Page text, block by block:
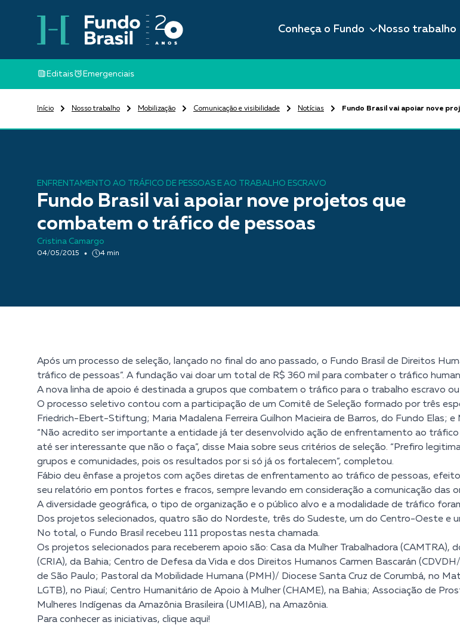
Conheça o Fundo Nosso trabalho
Editais Emergenciais
Início Nosso trabalho Mobilização Comunicação e visibilidade Notícias Fundo Brasil vai apoiar nove
ENFRENTAMENTO AO TRÁFICO DE PESSOAS E AO TRABALHO ESCRAVO
Fundo Brasil vai apoiar nove projetos que
combatem o tráfico de pessoas
Cristina Camargo
04/05/2015 4 min
Após um processo de seleção, lançado no final do ano passado, o Fundo Brasil de Direitos
tráfico de pessoas”. A fundação vai doar um total de R$ 360 mil para combater o tráfico
A nova linha de apoio é destinada a grupos que combatem o tráfico para o trabalho escravo
O processo seletivo contou com a participação de um Comitê de Seleção formado por três
Friedrich-Ebert-Stiftung; Maria Madalena Ferreira Guilhon Macieira de Barros, do Fundo Elas;
“Não acredito ser importante a entidade já ter desenvolvido ação de enfrentamento ao
até ser interessante que não o faça”, disse Maia sobre seus critérios de seleção. “Prefiro
grupos e comunidades, pois os resultados por si só já os fortalecem”, completou.
Fábio deu ênfase a projetos com ações diretas de enfrentamento ao tráfico de pessoas,
seu relatório em pontos fortes e fracos, sempre levando em consideração a comunicação das
A diversidade geográfica, o tipo de organização e o público alvo e a modalidade de tráfico
Dos projetos selecionados, quatro são do Nordeste, três do Sudeste, um do Centro-Oeste e
No total, o Fundo Brasil recebeu 111 propostas nesta chamada.
Os projetos selecionados para receberem apoio são: Casa da Mulher Trabalhadora
(CRIA), da Bahia; Centro de Defesa da Vida e dos Direitos Humanos Carmen Bascarán
de São Paulo; Pastoral da Mobilidade Humana (PMH)/ Diocese Santa Cruz de Corumbá, no
LGTB), no Piauí; Centro Humanitário de Apoio à Mulher (CHAME), na Bahia; Associação de
Mulheres Indígenas da Amazônia Brasileira (UMIAB), na Amazônia.
Para conhecer as iniciativas, clique aqui!